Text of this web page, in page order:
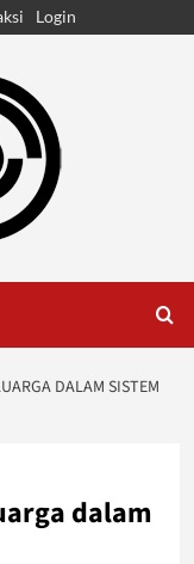
Login
DALAM SISTEM
dalam